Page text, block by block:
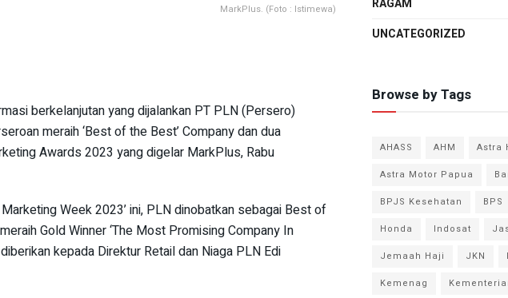
MarkPlus. (Foto : Istimewa)
berkelanjutan yang dijalankan PT PLN (Persero)
meraih ‘Best of the Best’ Company dan dua
Awards 2023 yang digelar MarkPlus, Rabu
Week 2023’ ini, PLN dinobatkan sebagai Best of
Gold Winner ‘The Most Promising Company In
kepada Direktur Retail dan Niaga PLN Edi
RAGAM
UNCATEGORIZED
Browse by Tags
AHASS AHM
Astra
Astra Motor Papua
BPJS Kesehatan
BPS
Honda
Indosat
Jemaah Haji
JKN
Kemenag